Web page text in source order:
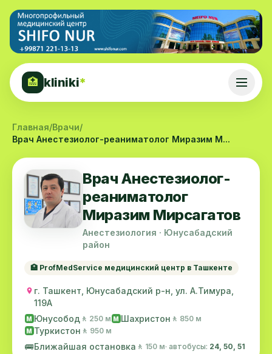
🏥 kliniki*
Главная/Врачи/
Врач Анестезиолог-реаниматолог Миразим М...
Врач Анестезиолог-
реаниматолог
Миразим Мирсагатов
Анестезиология · Юнусабадский
район
🏥 ProfMedService медицинский центр в Ташкенте
г. Ташкент, Юнусабадский р-н, ул. А.Тимура,
119A
M Юнусобод 🚶 250 м M Шахристон 🚶 850 м
M Туркистон 🚶 950 м
🚌Ближайшая остановка 🚶 150 м· автобусы: 24, 50, 51